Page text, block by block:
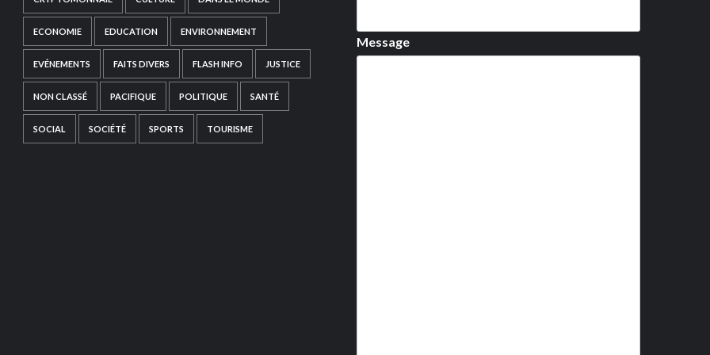
ECONOMIE EDUCATION ENVIRONNEMENT
EVÉNEMENTS FAITS DIVERS FLASH INFO JUSTICE
NON CLASSÉ PACIFIQUE POLITIQUE SANTÉ
SOCIAL SOCIÉTÉ SPORTS TOURISME
Message